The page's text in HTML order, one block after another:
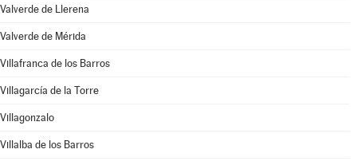
Valverde de Llerena
Valverde de Mérida
Villafranca de los Barros
Villagarcía de la Torre
Villagonzalo
Villalba de los Barros